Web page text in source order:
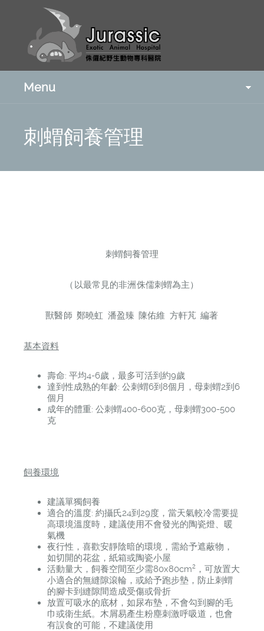
Menu
刺蝟飼養管理
刺蝟飼養管理
（以最常見的非洲侏儒刺蝟為主）
獸醫師 鄭曉虹 潘盈臻 陳佑維 方軒芃 編著
基本資料
壽命: 平均4-6歲，最多可活到約9歲
達到性成熟的年齡: 公刺蝟6到8個月，母刺蝟2到6
個月
成年的體重: 公刺蝟400-600克，母刺蝟300-500
克
飼養環境
建議單獨飼養
適合的溫度: 約攝氏24到29度，當天氣較冷需要提
高環境溫度時，建議使用不會發光的陶瓷燈、暖
氣機
夜行性，喜歡安靜陰暗的環境，需給予遮蔽物，
如切開的花盆，紙箱或陶瓷小屋
活動量大，飼養空間至少需80x80cm2 ，可放置大
小適合的無縫隙滾輪，或給予跑步墊，防止刺蝟
的腳卡到縫隙間造成受傷或骨折
放置可吸水的底材，如尿布墊，不會勾到腳的毛
巾或衛生紙。木屑易產生粉塵刺激呼吸道，也會
有誤食的可能，不建議使用